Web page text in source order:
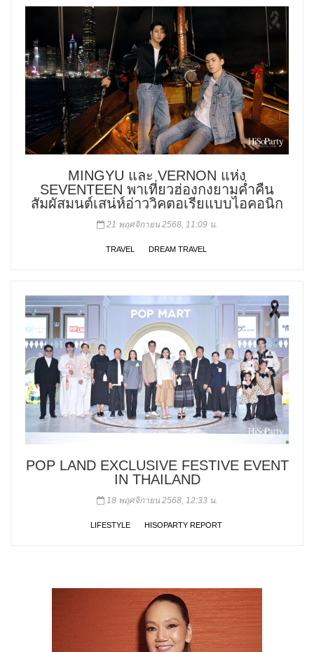
MINGYU และ VERNON แห่ง
SEVENTEEN พาเที่ยวฮ่องกงยามค่ำคืน
สัมผัสมนต์เสน่ห์อ่าววิคตอเรียแบบไอคอนิก
21 พฤศจิกายน 2568, 11:09 น.
TRAVEL DREAM TRAVEL
POP LAND EXCLUSIVE FESTIVE EVENT
IN THAILAND
18 พฤศจิกายน 2568, 12:33 น.
LIFESTYLE HISOPARTY REPORT